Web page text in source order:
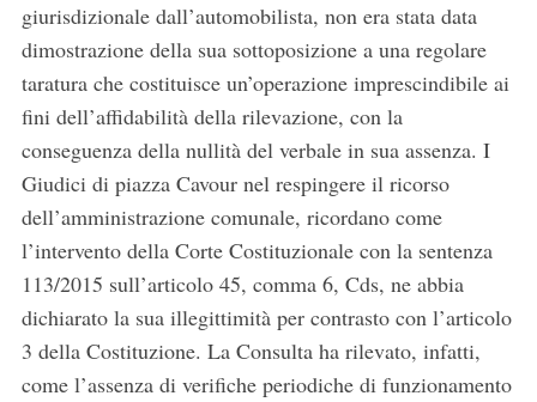
giurisdizionale dall’automobilista, non era stata data
dimostrazione della sua sottoposizione a una regolare
taratura che costituisce un’operazione imprescindibile ai
fini dell’affidabilità della rilevazione, con la
conseguenza della nullità del verbale in sua assenza. I
Giudici di piazza Cavour nel respingere il ricorso
dell’amministrazione comunale, ricordano come
l’intervento della Corte Costituzionale con la sentenza
113/2015 sull’articolo 45, comma 6, Cds, ne abbia
dichiarato la sua illegittimità per contrasto con l’articolo
3 della Costituzione. La Consulta ha rilevato, infatti,
come l’assenza di verifiche periodiche di funzionamento